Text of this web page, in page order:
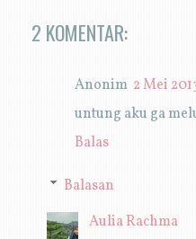
2 KOMENTAR:
Anonim 2 Mei
untung aku ga
Balas
Balasan
Aulia Rachma